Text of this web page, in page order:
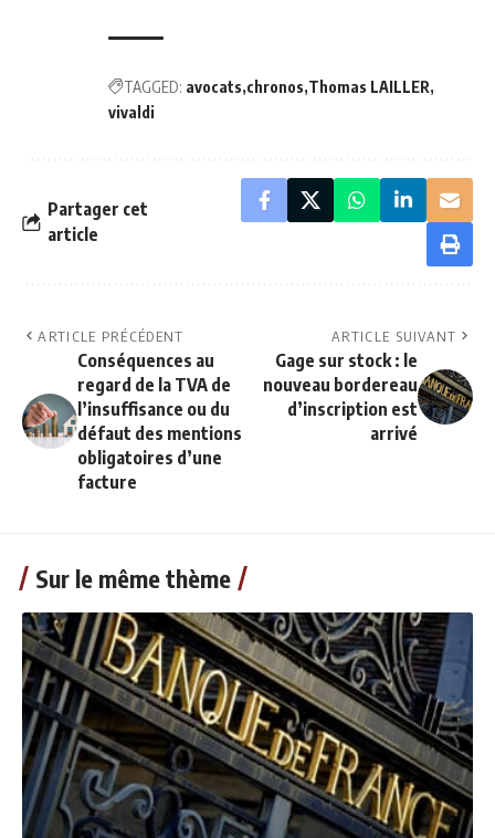
TAGGED: avocats chronos Thomas LAILLER
vivaldi
Partager cet
article
ARTICLE PRÉCÉDENT
Conséquences au
regard de la TVA de
l’insuffisance ou du
défaut des mentions
obligatoires d’une
facture
ARTICLE SUIVANT
Gage sur stock : le
nouveau bordereau
d’inscription est
arrivé
Sur le même thème